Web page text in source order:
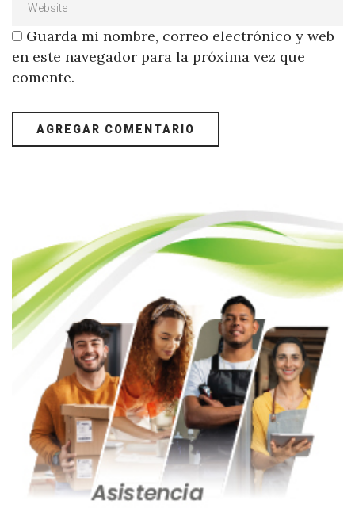
Guarda mi nombre, correo electrónico y web
en este navegador para la próxima vez que
comente.